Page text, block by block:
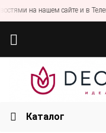
на нашем сайте и в Телеграм
Каталог